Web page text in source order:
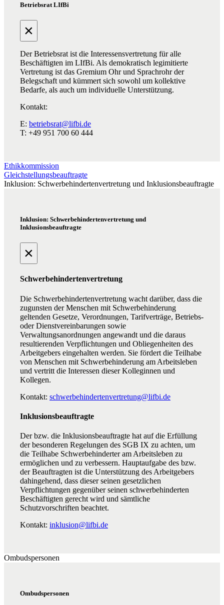
Betriebsrat LIfBi
×
Der Betriebsrat ist die Interessensvertretung für alle
Beschäftigten im LIfBi. Als demokratisch legimitierte
Vertretung ist das Gremium Ohr und Sprachrohr der
Belegschaft und kümmert sich sowohl um kollektive
Bedarfe, als auch um individuelle Unterstützung.
Kontakt:
E: betriebsrat@lifbi.de
T: +49 951 700 60 444
Ethikkommission
Gleichstellungsbeauftragte
Inklusion: Schwerbehindertenvertretung und Inklusionsbeauftragte
Inklusion: Schwerbehindertenvertretung und
Inklusionsbeauftragte
×
Schwerbehindertenvertretung
Die Schwerbehindertenvertretung wacht darüber, dass die
zugunsten der Menschen mit Schwerbehinderung
geltenden Gesetze, Verordnungen, Tarifverträge, Betriebs-
oder Dienstvereinbarungen sowie
Verwaltungsanordnungen angewandt und die daraus
resultierenden Verpflichtungen und Obliegenheiten des
Arbeitgebers eingehalten werden. Sie fördert die Teilhabe
von Menschen mit Schwerbehinderung am Arbeitsleben
und vertritt die Interessen dieser Kolleginnen und
Kollegen.
Kontakt: schwerbehindertenvertretung@lifbi.de
Inklusionsbeauftragte
Der bzw. die Inklusionsbeauftragte hat auf die Erfüllung
der besonderen Regelungen des SGB IX zu achten, um
die Teilhabe Schwerbehinderter am Arbeitsleben zu
ermöglichen und zu verbessern. Hauptaufgabe des bzw.
der Beauftragten ist die Unterstützung des Arbeitgebers
dahingehend, dass dieser seinen gesetzlichen
Verpflichtungen gegenüber seinen schwerbehinderten
Beschäftigten gerecht wird und sämtliche
Schutzvorschriften beachtet.
Kontakt: inklusion@lifbi.de
Ombudspersonen
Ombudspersonen